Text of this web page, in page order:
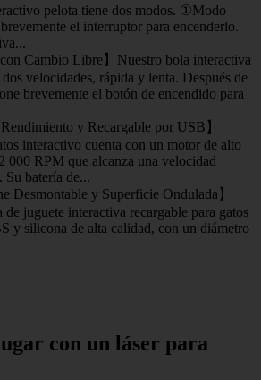
pelota tiene dos modos. ①Modo
el interruptor para encenderlo.
con Cambio Libre】Nuestro bola interactiva
velocidades, rápida y lenta. Después de
brevemente el botón de encendido para
y Recargable por USB】
interactivo cuenta con un motor de alto
000 RPM que alcanza una velocidad
Su batería de...
Desmontable y Superficie Ondulada】
de juguete interactiva recargable para gatos
y silicona de alta calidad, con un diámetro
con un láser para